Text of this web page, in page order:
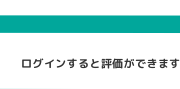
ログインすると評価ができます